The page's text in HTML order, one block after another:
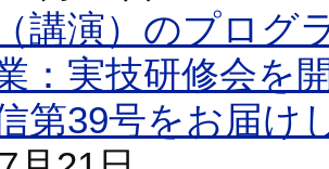
講演）のプログ
：実技研修会を
第39号をお届け